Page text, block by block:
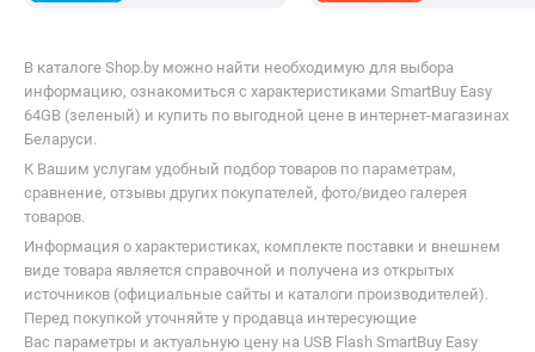
В каталоге Shop.by можно найти необходимую для выбора
информацию, ознакомиться с характеристиками SmartBuy Easy
64GB (зеленый) и купить по выгодной цене в интернет-магазинах
Беларуси.
К Вашим услугам удобный подбор товаров по параметрам,
сравнение, отзывы других покупателей, фото/видео галерея
товаров.
Информация о характеристиках, комплекте поставки и внешнем
виде товара является справочной и получена из открытых
источников (официальные сайты и каталоги производителей).
Перед покупкой уточняйте у продавца интересующие
Вас параметры и актуальную цену на USB Flash SmartBuy Easy